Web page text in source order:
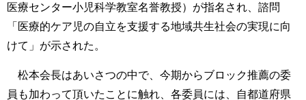
医療センター小児科学教室名誉教授）が指名され、諮問
「医療的ケア児の自立を支援する地域共生社会の実現に向
けて」が示された。
松本会長はあいさつの中で、今期からブロック推薦の委
員も加わって頂いたことに触れ、各委員には、自都道府県